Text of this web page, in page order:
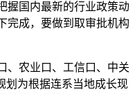
国内最新的行业政策动
完成，要做到取审批机构
农业口、工信口、中关
划为根据连系当地成长现